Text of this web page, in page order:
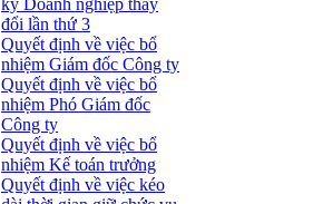
ký Doanh nghiệp thay
đổi lần thứ 3
Quyết định về việc bổ
nhiệm Giám đốc Công ty
Quyết định về việc bổ
nhiệm Phó Giám đốc
Công ty
Quyết định về việc bổ
nhiệm Kế toán trưởng
Quyết định về việc kéo